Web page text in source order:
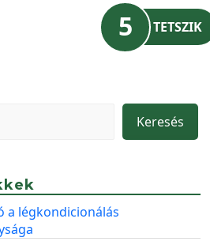
5 TETSZIK
Keresés
a légkondicionálás